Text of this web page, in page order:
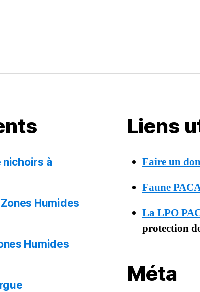
n
er
nichoirs à
Humides
Humides
Liens
Faire un
Faune
La LPO
protection
Méta